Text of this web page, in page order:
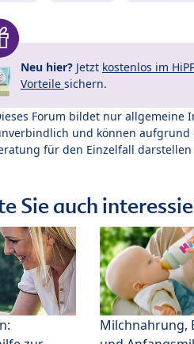
Neu hier? Jetzt kostenlos im
Vorteile sichern.
Forum bildet nur
und können
für den Einzelfall
Sie auch
Milchnahrung,